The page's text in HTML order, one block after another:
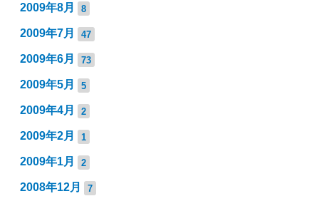
2009年8月 8
2009年7月 47
2009年6月 73
2009年5月 5
2009年4月 2
2009年2月 1
2009年1月 2
2008年12月 7